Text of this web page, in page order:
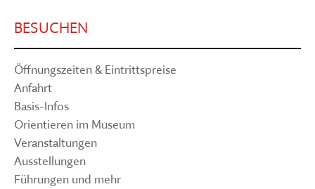
BESUCHEN
Öffnungszeiten & Eintrittspreise
Anfahrt
Basis-Infos
Orientieren im Museum
Veranstaltungen
Ausstellungen
Führungen und mehr